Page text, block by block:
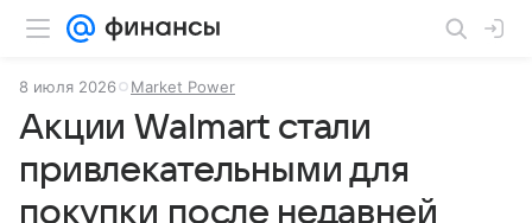
8 июля 2026 Market Power
Акции Walmart стали
привлекательными для
покупки после недавней